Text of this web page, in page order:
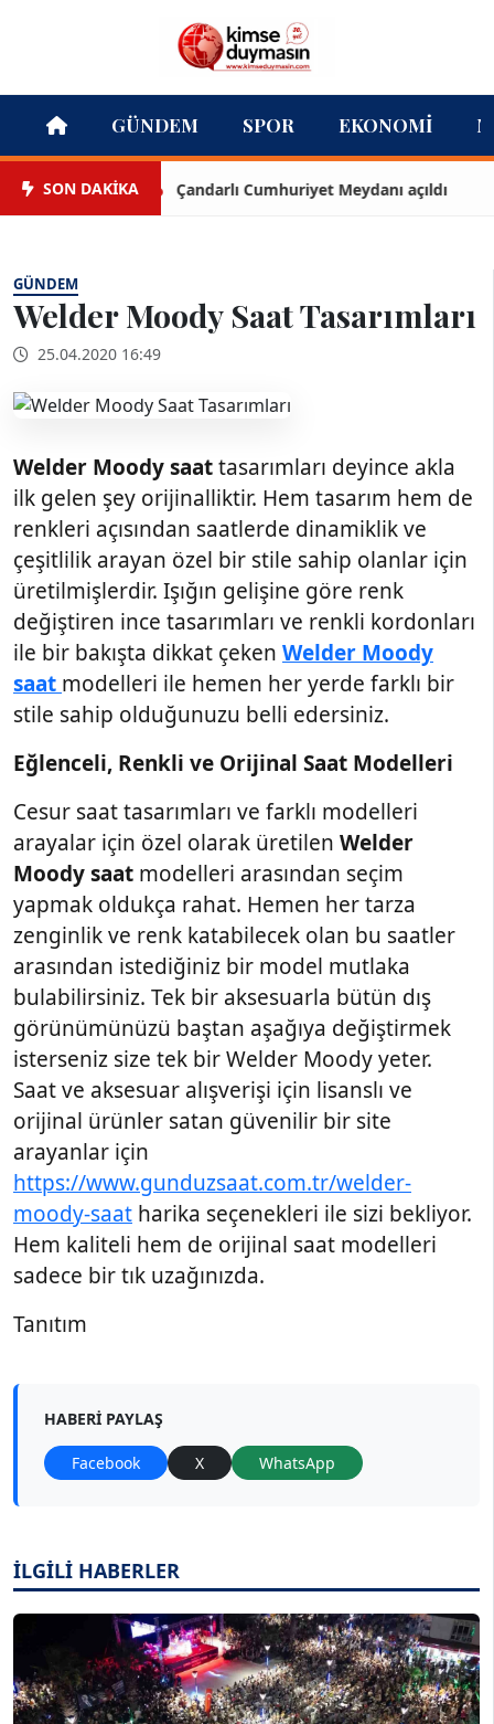
GÜNDEM SPOR EKONOMI
SON DAKİKA Çandarlı Cumhuriyet Meydanı açıldı
GÜNDEM
Welder Moody Saat Tasarımları
25.04.2020 16:49
Welder Moody saattasarımları deyince akla
ilk gelen şey orijinalliktir. Hem tasarım hem de
renkleri açısından saatlerde dinamiklik ve
çeşitlilik arayan özel bir stile sahip olanlar için
üretilmişlerdir. Işığın gelişine göre renk
değiştiren ince tasarımları ve renkli kordonları
ile bir bakışta dikkat çeken Welder Moody
saat modelleri ile hemen her yerde farklı bir
stile sahip olduğunuzu belli edersiniz.
Eğlenceli, Renkli ve Orijinal Saat Modelleri
Cesur saat tasarımları ve farklı modelleri
arayalar için özel olarak üretilen Welder
Moody saat modelleri arasından seçim
yapmak oldukça rahat. Hemen her tarza
zenginlik ve renk katabilecek olan bu saatler
arasından istediğiniz bir model mutlaka
bulabilirsiniz. Tek bir aksesuarla bütün dış
görünümünüzü baştan aşağıya değiştirmek
isterseniz size tek bir Welder Moody yeter.
Saat ve aksesuar alışverişi için lisanslı ve
orijinal ürünler satan güvenilir bir site
arayanlar için
https://www.gunduzsaat.com.tr/welder-
moody-saat harika seçenekleri ile sizi bekliyor.
Hem kaliteli hem de orijinal saat modelleri
sadece bir tık uzağınızda.
Tanıtım
HABERI PAYLAŞ
Facebook X WhatsApp
İLGİLİ HABERLER